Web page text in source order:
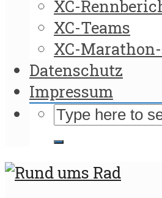
XC-
XC-Teams
XC-
Datenschutz
Impressum